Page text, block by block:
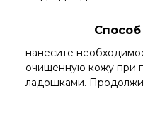
нанесите
очищенную кожу при
ладошками.